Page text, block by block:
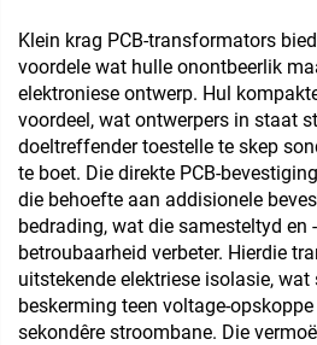
Klein krag PCB-transformators
voordele wat hulle onontbeerlik
elektroniese ontwerp. Hul
voordeel, wat ontwerpers in staat
doeltreffender toestelle te skep
te boet. Die direkte PCB-
die behoefte aan addisionele
bedrading, wat die samesteltyd en
betroubaarheid verbeter. Hierdie
uitstekende elektriese isolasie,
beskerming teen voltage-
sekondêre stroombane. Die